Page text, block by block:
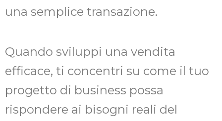
una semplice transazione.
Quando sviluppi una vendita
efficace, ti concentri su come il tuo
progetto di business possa
rispondere ai bisogni reali del